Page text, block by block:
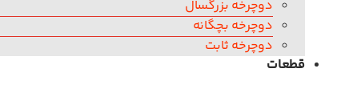
دوچرخه بزرگسال
دوچرخه بچگانه
دوچرخه ثابت
قطعات